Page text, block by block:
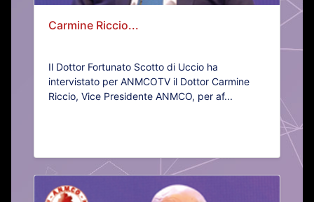
Carmine Riccio...
Il Dottor Fortunato Scotto di Uccio ha
intervistato per ANMCOTV il Dottor Carmine
Riccio, Vice Presidente ANMCO, per af...